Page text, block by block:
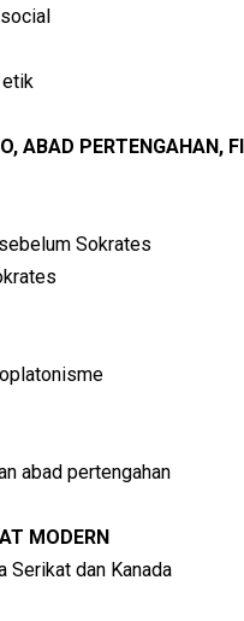
etik
ABAD PERTENGAHAN,
Sokrates
abad pertengahan
MODERN
Serikat dan Kanada